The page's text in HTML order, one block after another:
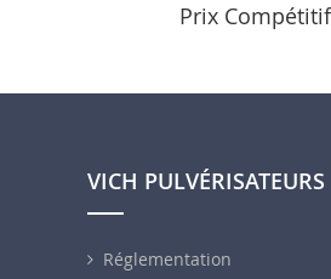
Prix
VICH PULVÉRISATEURS
Réglementation